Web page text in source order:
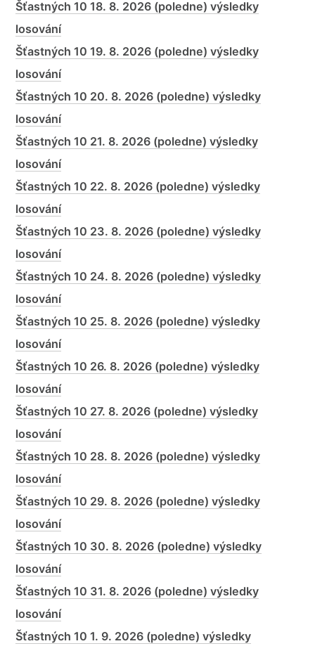
Šťastných 10 18. 8. 2026 (poledne) výsledky
losování
Šťastných 10 19. 8. 2026 (poledne) výsledky
losování
Šťastných 10 20. 8. 2026 (poledne) výsledky
losování
Šťastných 10 21. 8. 2026 (poledne) výsledky
losování
Šťastných 10 22. 8. 2026 (poledne) výsledky
losování
Šťastných 10 23. 8. 2026 (poledne) výsledky
losování
Šťastných 10 24. 8. 2026 (poledne) výsledky
losování
Šťastných 10 25. 8. 2026 (poledne) výsledky
losování
Šťastných 10 26. 8. 2026 (poledne) výsledky
losování
Šťastných 10 27. 8. 2026 (poledne) výsledky
losování
Šťastných 10 28. 8. 2026 (poledne) výsledky
losování
Šťastných 10 29. 8. 2026 (poledne) výsledky
losování
Šťastných 10 30. 8. 2026 (poledne) výsledky
losování
Šťastných 10 31. 8. 2026 (poledne) výsledky
losování
Šťastných 10 1. 9. 2026 (poledne) výsledky